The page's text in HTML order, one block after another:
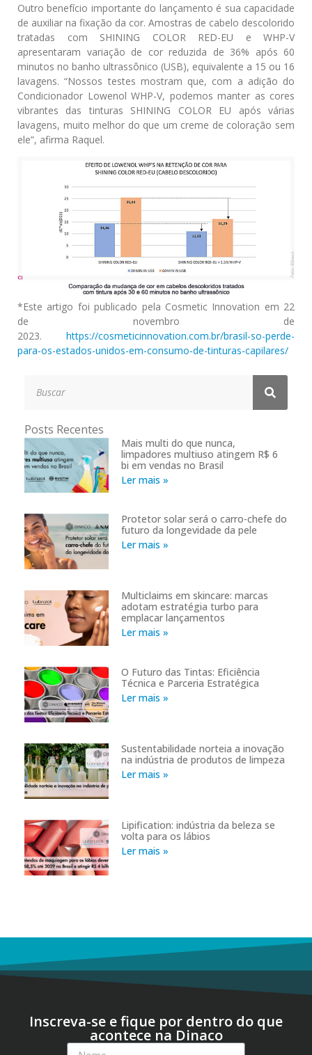
Outro benefício importante do lançamento é sua capacidade
de auxiliar na fixação da cor. Amostras de cabelo descolorido
tratadas com SHINING COLOR RED-EU e WHP-V
apresentaram variação de cor reduzida de 36% após 60
minutos no banho ultrassônico (USB), equivalente a 15 ou 16
lavagens. “Nossos testes mostram que, com a adição do
Condicionador Lowenol WHP-V, podemos manter as cores
vibrantes das tinturas SHINING COLOR EU após várias
lavagens, muito melhor do que um creme de coloração sem
ele”, afirma Raquel.
*Este artigo foi publicado pela Cosmetic Innovation em 22
de novembro de
2023. https://cosmeticinnovation.com.br/brasil-so-perde-
para-os-estados-unidos-em-consumo-de-tinturas-capilares/
Posts Recentes
Mais multi do que nunca,
limpadores multiuso atingem R$ 6
bi em vendas no Brasil
Ler mais »
Protetor solar será o carro-chefe do
futuro da longevidade da pele
Ler mais »
Multiclaims em skincare: marcas
adotam estratégia turbo para
emplacar lançamentos
Ler mais »
O Futuro das Tintas: Eficiência
Técnica e Parceria Estratégica
Ler mais »
Sustentabilidade norteia a inovação
na indústria de produtos de limpeza
Ler mais »
Lipification: indústria da beleza se
volta para os lábios
Ler mais »
Inscreva-se e fique por dentro do que
acontece na Dinaco